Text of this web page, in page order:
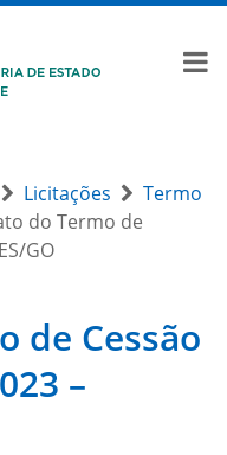
Licitações
Termo
do Termo de
GO
de Cessão
–